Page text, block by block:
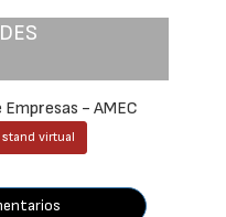
- AMEC
stand virtual